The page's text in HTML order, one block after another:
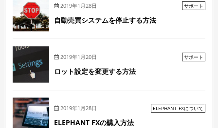
2019年1月28日 サポート
自動売買システムを停止する方法
2019年1月20日 サポート
ロット設定を変更する方法
2019年1月28日 ELEPHANT FXについて
ELEPHANT FXの購入方法